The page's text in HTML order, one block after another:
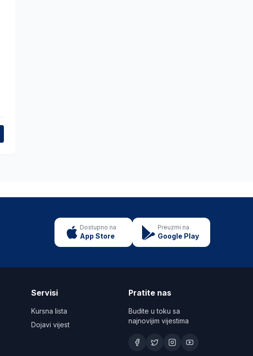
Dostupno na
App Store
Preuzmi na
Google Play
Servisi
Kursna lista
Dojavi vijest
Pratite nas
Budite u toku sa
najnovijim vijestima